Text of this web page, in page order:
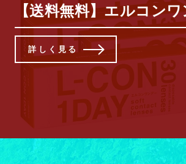
【送料無料】エルコン
詳しく見る